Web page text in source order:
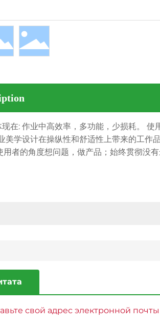
现在: 作业中高效率，多功能，少损耗。
美学设计在操纵性和舒适性上带来的工作
用者的角度想问题，做产品；始终贯彻没
свой адрес электронной